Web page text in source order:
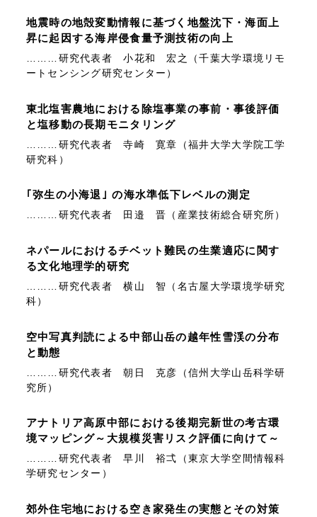
地震時の地殻変動情報に基づく地盤沈下・海面上
昇に起因する海岸侵食量予測技術の向上
………研究代表者 小花和 宏之（千葉大学環境リモ
ートセンシング研究センター）
東北塩害農地における除塩事業の事前・事後評価
と塩移動の長期モニタリング
………研究代表者 寺崎 寛章（福井大学大学院工学
研究科）
｢弥生の小海退｣ の海水準低下レベルの測定
………研究代表者 田邉 晋（産業技術総合研究所）
ネパールにおけるチベット難民の生業適応に関す
る文化地理学的研究
………研究代表者 横山 智（名古屋大学環境学研究
科）
空中写真判読による中部山岳の越年性雪渓の分布
と動態
………研究代表者 朝日 克彦（信州大学山岳科学研
究所）
アナトリア高原中部における後期完新世の考古環
境マッピング～大規模災害リスク評価に向けて～
………研究代表者 早川 裕弌（東京大学空間情報科
学研究センター）
郊外住宅地における空き家発生の実態とその対策